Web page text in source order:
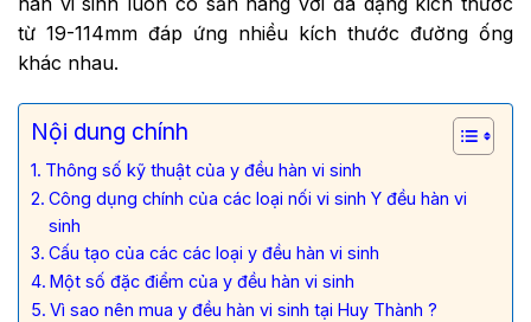
từ 19-114mm đáp ứng nhiều kích thước đường ống
khác nhau.
Nội dung chính
Thông số kỹ thuật của y đều hàn vi sinh
Công dụng chính của các loại nối vi sinh Y đều hàn vi
sinh
Cấu tạo của các các loại y đều hàn vi sinh
Một số đặc điểm của y đều hàn vi sinh
Vì sao nên mua y đều hàn vi sinh tại Huy Thành ?